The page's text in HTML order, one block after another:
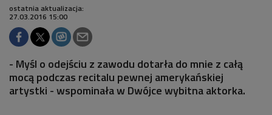
ostatnia aktualizacja:
27.03.2016 15:00
- Myśl o odejściu z zawodu dotarła do mnie z całą
mocą podczas recitalu pewnej amerykańskiej
artystki - wspominała w Dwójce wybitna aktorka.